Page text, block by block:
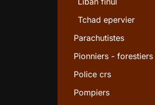
Tchad epervier
Parachutistes
Pionniers - forestiers
Police crs
Pompiers